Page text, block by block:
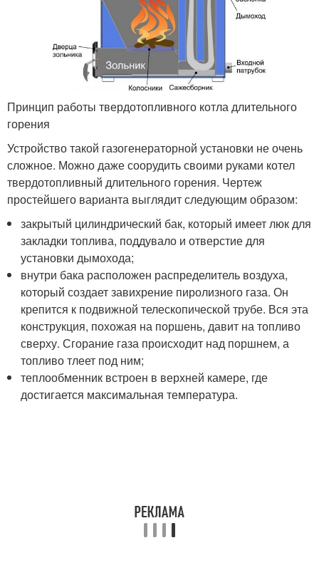
Принцип работы твердотопливного котла длительного
горения
Устройство такой газогенераторной установки не очень
сложное. Можно даже соорудить своими руками котел
твердотопливный длительного горения. Чертеж
простейшего варианта выглядит следующим образом:
закрытый цилиндрический бак, который имеет люк для
закладки топлива, поддувало и отверстие для
установки дымохода;
внутри бака расположен распределитель воздуха,
который создает завихрение пиролизного газа. Он
крепится к подвижной телескопической трубе. Вся эта
конструкция, похожая на поршень, давит на топливо
сверху. Сгорание газа происходит над поршнем, а
топливо тлеет под ним;
теплообменник встроен в верхней камере, где
достигается максимальная температура.